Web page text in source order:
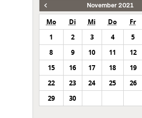
November 2021
Mo Di Mi Do Fr
1
2 3 4 5
8
9 10 11 12
15
16 17 18 19
22
23 24 25 26
29
30